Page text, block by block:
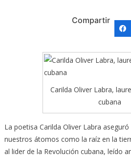
Compartir
Carilda Oliver Labra,
cubana
La poetisa Carilda Oliver Labra
nuestros átomos como la raíz en la
al lider de la Revolución cubana, leído